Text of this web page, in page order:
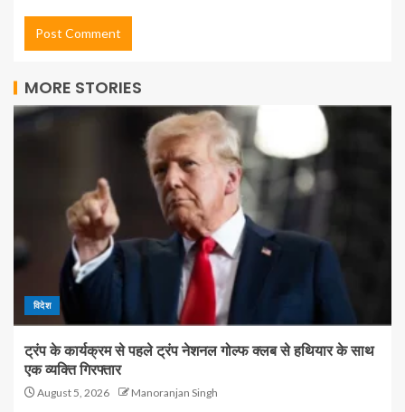
MORE STORIES
विदेश
ट्रंप के कार्यक्रम से पहले ट्रंप नेशनल गोल्फ क्लब से हथियार के साथ
एक व्यक्ति गिरफ्तार
August 5, 2026 Manoranjan Singh